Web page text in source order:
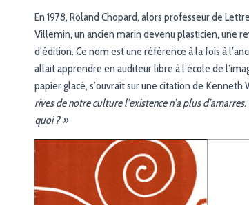
En 1978, Roland Chopard, alors professeur de
Villemin, un ancien marin devenu plasticien, une
d’édition. Ce nom est une référence à la fois à
allait apprendre en auditeur libre à l’école de
papier glacé, s’ouvrait sur une citation de
rives de notre culture l’existence n’a plus
quoi ? »